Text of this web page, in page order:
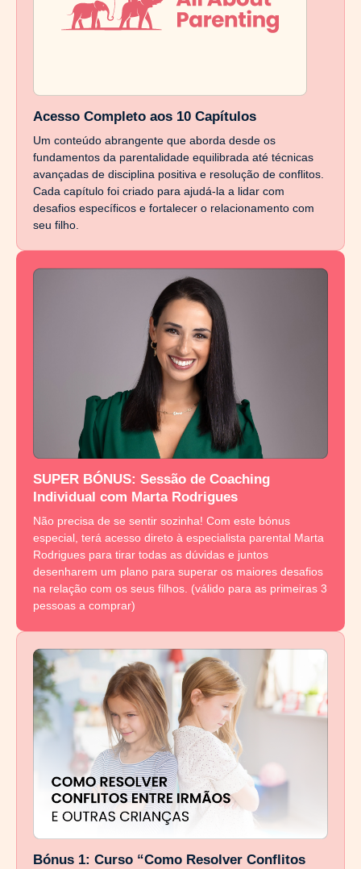
Acesso Completo aos 10 Capítulos
Um conteúdo abrangente que aborda desde os
fundamentos da parentalidade equilibrada até técnicas
avançadas de disciplina positiva e resolução de conflitos.
Cada capítulo foi criado para ajudá-la a lidar com
desafios específicos e fortalecer o relacionamento com
seu filho.
SUPER BÓNUS: Sessão de Coaching
Individual com Marta Rodrigues
Não precisa de se sentir sozinha! Com este bónus
especial, terá acesso direto à especialista parental Marta
Rodrigues para tirar todas as dúvidas e juntos
desenharem um plano para superar os maiores desafios
na relação com os seus filhos. (válido para as primeiras 3
pessoas a comprar)
Bónus 1: Curso “Como Resolver Conflitos